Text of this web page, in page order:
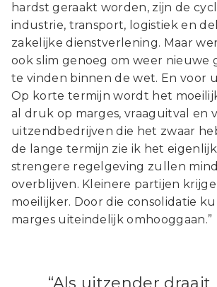
hardst geraakt worden, zijn de
industrie, transport, logistiek en
zakelijke dienstverlening. Maar
ook slim genoeg om weer nieuwe
te vinden binnen de wet. En voor
Op korte termijn wordt het
al druk op marges, vraaguitval en
uitzendbedrijven die het zwaar
de lange termijn zie ik het
strengere regelgeving zullen
overblijven. Kleinere partijen
moeilijker. Door die consolidatie
marges uiteindelijk omhooggaan.”